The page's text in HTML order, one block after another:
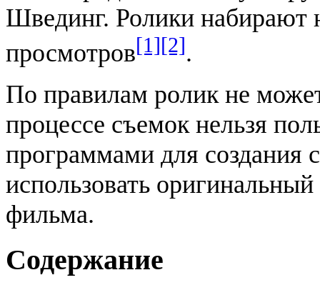
Швединг. Ролики набирают
просмотров[1][2].
По правилам ролик не
процессе съемок нельзя
программами для создания
использовать
фильма.
Содержание